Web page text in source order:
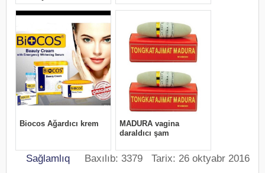
Sağlamlıq Baxılıb: 3379 Tarix: 26 oktyabr 2016